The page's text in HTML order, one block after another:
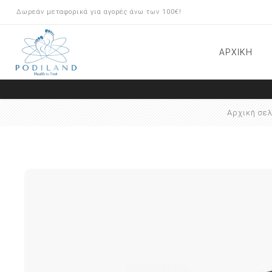
Δωρεάν μεταφορικά για αγορές άνω των 100€!
ΑΡΧΙΚΗ
ΠΡΟΪΟΝΤΑ ARKADA
Αρχική